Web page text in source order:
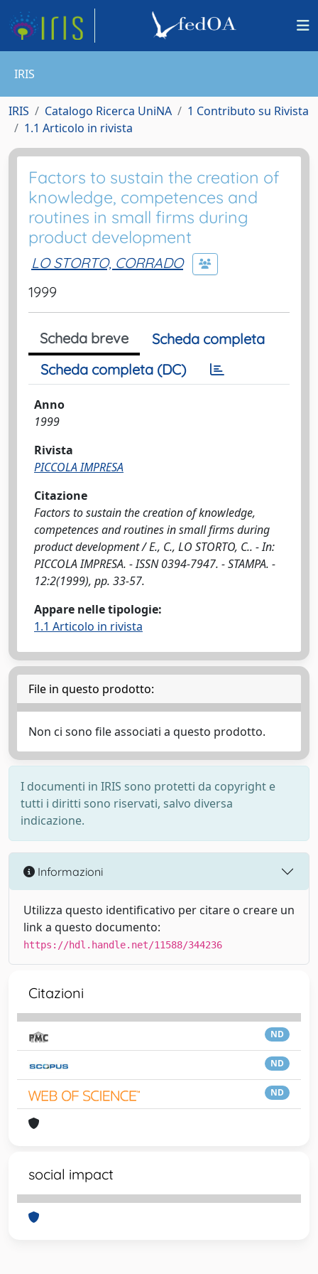
IRIS
IRIS Catalogo Ricerca UniNA
1 Contributo su Rivista
1.1 Articolo in rivista
Factors to sustain the creation of
knowledge, competences and
routines in small firms during
product development
LO STORTO, CORRADO
1999
Scheda breve
Scheda completa
Scheda completa (DC)
Anno
1999
Rivista
PICCOLA IMPRESA
Citazione
Factors to sustain the creation of knowledge,
competences and routines in small firms during
product development / E., C., LO STORTO, C.. - In:
PICCOLA IMPRESA. - ISSN 0394-7947. - STAMPA. -
12:2(1999), pp. 33-57.
Appare nelle tipologie:
1.1 Articolo in rivista
File in questo prodotto:
Non ci sono file associati a questo prodotto.
I documenti in IRIS sono protetti da copyright e
tutti i diritti sono riservati, salvo diversa
indicazione.
Informazioni
Utilizza questo identificativo per citare o creare un
link a questo documento:
https://hdl.handle.net/11588/344236
Citazioni
ND
ND
ND
social impact